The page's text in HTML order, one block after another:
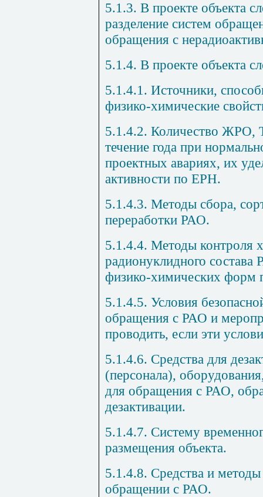
5.1.3. В проекте объекта
разделение систем
обращения с
5.1.4. В проекте объекта
5.1.4.1. Источники,
физико-химические
5.1.4.2. Количество
течение года при
проектных авариях, их
активности по ЕРН.
5.1.4.3. Методы сбора,
переработки РАО.
5.1.4.4. Методы контроля
радионуклидного состава
физико-химических форм
5.1.4.5. Условия
обращения с РАО и
проводить, если эти
5.1.4.6. Средства для
(персонала),
для обращения с РАО,
дезактивации.
5.1.4.7. Систему
размещения объекта.
5.1.4.8. Средства и
обращении с РАО.